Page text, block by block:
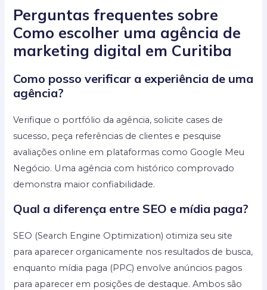
Perguntas frequentes sobre
Como escolher uma agência de
marketing digital em Curitiba
Como posso verificar a experiência de uma
agência?
Verifique o portfólio da agência, solicite cases de
sucesso, peça referências de clientes e pesquise
avaliações online em plataformas como Google Meu
Negócio. Uma agência com histórico comprovado
demonstra maior confiabilidade.
Qual a diferença entre SEO e mídia paga?
SEO (Search Engine Optimization) otimiza seu site
para aparecer organicamente nos resultados de busca,
enquanto mídia paga (PPC) envolve anúncios pagos
para aparecer em posições de destaque. Ambos são